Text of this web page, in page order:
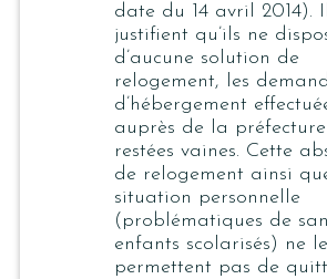
date du 14 avril 2014).
justifient qu’ils ne
d’aucune solution de
relogement, les
d’hébergement
auprès de la
restées vaines. Cette
de relogement ainsi
situation personnelle
(problématiques de
enfants scolarisés) ne
permettent pas de